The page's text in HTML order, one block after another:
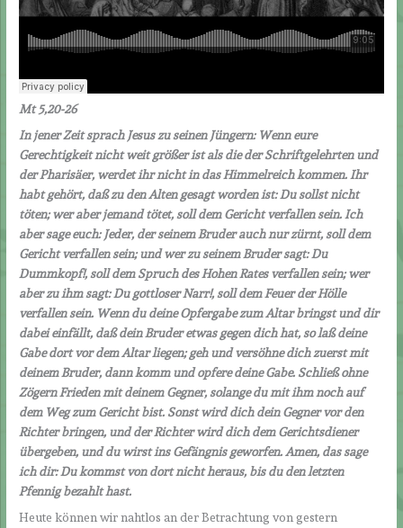
Mt 5,20-26
In jener Zeit sprach Jesus zu seinen Jüngern: Wenn eure
Gerechtigkeit nicht weit größer ist als die der Schriftgelehrten und
der Pharisäer, werdet ihr nicht in das Himmelreich kommen. Ihr
habt gehört, daß zu den Alten gesagt worden ist: Du sollst nicht
töten; wer aber jemand tötet, soll dem Gericht verfallen sein. Ich
aber sage euch: Jeder, der seinem Bruder auch nur zürnt, soll dem
Gericht verfallen sein; und wer zu seinem Bruder sagt: Du
Dummkopf!, soll dem Spruch des Hohen Rates verfallen sein; wer
aber zu ihm sagt: Du gottloser Narr!, soll dem Feuer der Hölle
verfallen sein. Wenn du deine Opfergabe zum Altar bringst und dir
dabei einfällt, daß dein Bruder etwas gegen dich hat, so laß deine
Gabe dort vor dem Altar liegen; geh und versöhne dich zuerst mit
deinem Bruder, dann komm und opfere deine Gabe. Schließ ohne
Zögern Frieden mit deinem Gegner, solange du mit ihm noch auf
dem Weg zum Gericht bist. Sonst wird dich dein Gegner vor den
Richter bringen, und der Richter wird dich dem Gerichtsdiener
übergeben, und du wirst ins Gefängnis geworfen. Amen, das sage
ich dir: Du kommst von dort nicht heraus, bis du den letzten
Pfennig bezahlt hast.
Heute können wir nahtlos an der Betrachtung von gestern